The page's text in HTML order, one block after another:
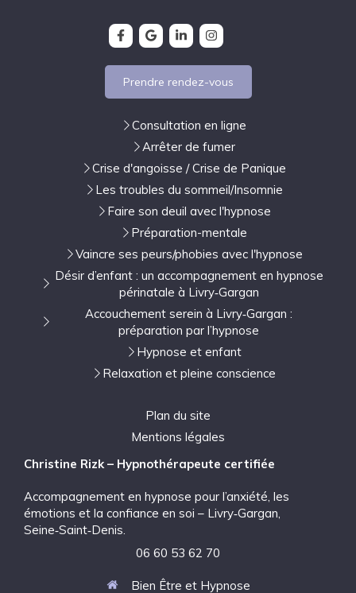
Prendre rendez-vous
Consultation en ligne
Arrêter de fumer
Crise d'angoisse / Crise de Panique
Les troubles du sommeil/Insomnie
Faire son deuil avec l'hypnose
Préparation-mentale
Vaincre ses peurs/phobies avec l'hypnose
Désir d’enfant : un accompagnement en hypnose
périnatale à Livry‑Gargan
Accouchement serein à Livry‑Gargan :
préparation par l’hypnose
Hypnose et enfant
Relaxation et pleine conscience
Plan du site
Mentions légales
Christine Rizk – Hypnothérapeute certifiée
Accompagnement en hypnose pour l’anxiété, les
émotions et la confiance en soi – Livry‑Gargan,
Seine‑Saint‑Denis.
06 60 53 62 70
Bien Être et Hypnose